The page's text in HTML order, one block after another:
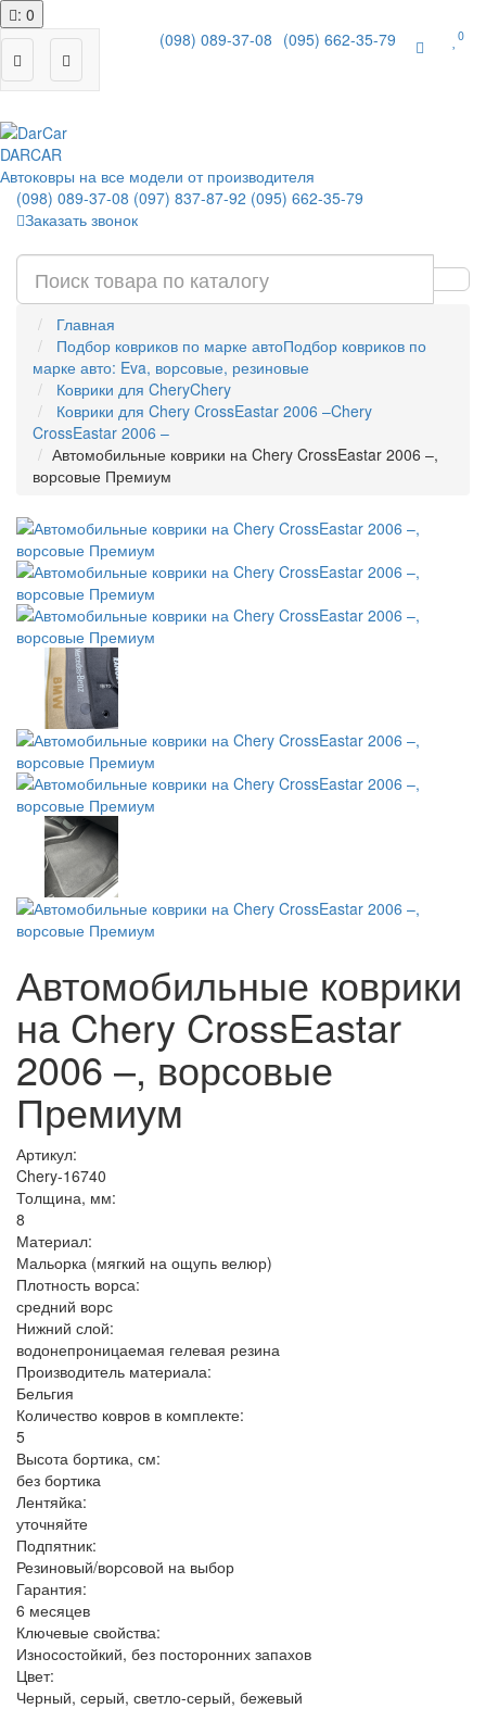
: 0
(098) 089-37-08 (095) 662-35-79 0
DARCAR
Автоковры на все модели от производителя
(098) 089-37-08 (097) 837-87-92 (095) 662-35-79
Заказать звонок
Главная
Подбор ковриков по марке автоПодбор ковриков по
марке авто: Eva, ворсовые, резиновые
Коврики для CheryChery
Коврики для Chery CrossEastar 2006 –Chery
CrossEastar 2006 –
Автомобильные коврики на Chery CrossEastar 2006 –,
ворсовые Премиум
Автомобильные коврики
на Chery CrossEastar
2006 –, ворсовые
Премиум
Артикул:
Chery-16740
Толщина, мм:
8
Материал:
Мальорка (мягкий на ощупь велюр)
Плотность ворса:
средний ворс
Нижний слой:
водонепроницаемая гелевая резина
Производитель материала:
Бельгия
Количество ковров в комплекте:
5
Высота бортика, см:
без бортика
Лентяйка:
уточняйте
Подпятник:
Резиновый/ворсовой на выбор
Гарантия:
6 месяцев
Ключевые свойства:
Износостойкий, без посторонних запахов
Цвет:
Черный, серый, светло-серый, бежевый